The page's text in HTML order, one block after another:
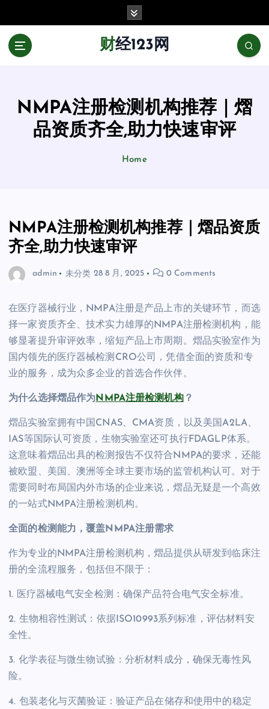
财经123网
NMPA注册检测机构推荐｜熠
品资质齐全,助力快速审评
Home
NMPA注册检测机构推荐｜熠品资质
齐全,助力快速审评
admin 未分类 28 8 月, 2025 0 Comments
在医疗器械行业，NMPA注册是产品上市的关键环节，而选
择一家资质齐全、技术实力雄厚的NMPA注册检测机构，能
够显著提升审评效率，缩短产品上市周期。熠品实验室作为
国内领先的医疗器械检测CRO公司，凭借全面的资质和专
业的服务，成为众多企业的首选合作伙伴。
为什么选择熠品作为 NMPA注册检测机构 ？
熠品实验室拥有中国CNAS、CMA资质，以及美国A2LA、
IAS等国际认可资质，生物实验室还可执行FDAGLP体系。
这意味着熠品出具的检测报告不仅符合NMPA的要求，还能
被欧盟、美国、澳洲等全球主要市场的监管机构认可。对于
需要同时布局国内外市场的企业来说，熠品无疑是一个高效
的一站式NMPA注册检测机构。
全面的检测能力，覆盖NMPA注册需求
作为专业的NMPA注册检测机构，熠品提供从研发到临床注
册的全流程服务，包括但不限于：
1. 医疗器械电气安全检测：确保产品符合电气安全标准。
2. 生物相容性测试：依据ISO10993系列标准，评估材料安
全性。
3. 化学表征与微生物试验：分析材料成分，确保无毒性风
险。
4. 包装老化与灭菌验证：验证产品在储存和使用中的稳定